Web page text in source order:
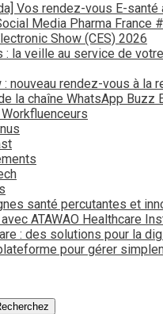
Vos rendez-vous E-santé
Media Pharma France
Show (CES) 2026
: la veille au service de
: nouveau rendez-vous à la
la chaîne WhatsApp Buzz
santé percutantes et
ATAWAO Healthcare
: des solutions pour la
pour gérer